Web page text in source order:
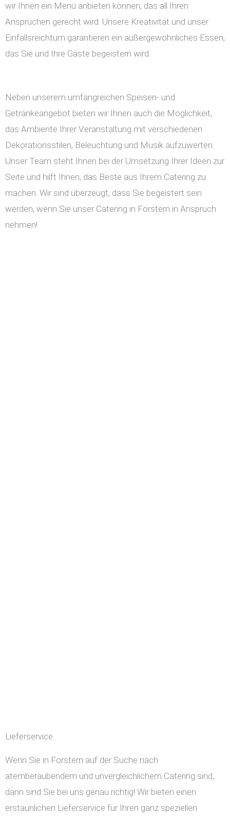
wir Ihnen ein Menü anbieten können, das all Ihren
Ansprüchen gerecht wird. Unsere Kreativität und unser
Einfallsreichtum garantieren ein außergewöhnliches Essen,
das Sie und Ihre Gäste begeistern wird.
Neben unserem umfangreichen Speisen- und
Getränkeangebot bieten wir Ihnen auch die Möglichkeit,
das Ambiente Ihrer Veranstaltung mit verschiedenen
Dekorationsstilen, Beleuchtung und Musik aufzuwerten.
Unser Team steht Ihnen bei der Umsetzung Ihrer Ideen zur
Seite und hilft Ihnen, das Beste aus Ihrem Catering zu
machen. Wir sind überzeugt, dass Sie begeistert sein
werden, wenn Sie unser Catering in Forstern in Anspruch
nehmen!
Lieferservice
Wenn Sie in Forstern auf der Suche nach
atemberaubendem und unvergleichlichem Catering sind,
dann sind Sie bei uns genau richtig! Wir bieten einen
erstaunlichen Lieferservice für Ihren ganz speziellen